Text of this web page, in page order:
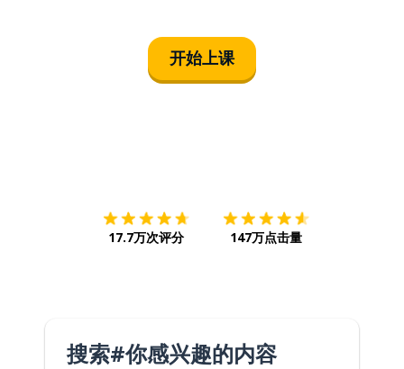
开始上课
17.7万次评分 147万点击量
搜索#你感兴趣的内容